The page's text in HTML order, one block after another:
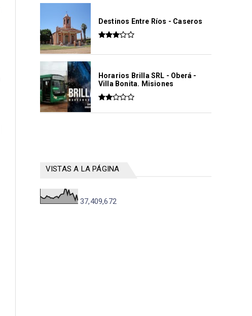
Destinos Entre Ríos - Caseros
Horarios Brilla SRL - Oberá -
Villa Bonita. Misiones
VISTAS A LA PÁGINA
37,409,672